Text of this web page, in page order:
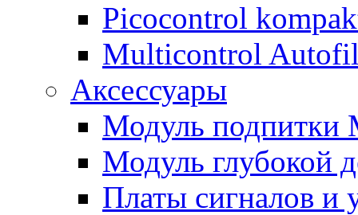
Picoсontrol
Multicontrol
Аксессуары
Модуль подпитки
Модуль глубокой
Платы сигналов и